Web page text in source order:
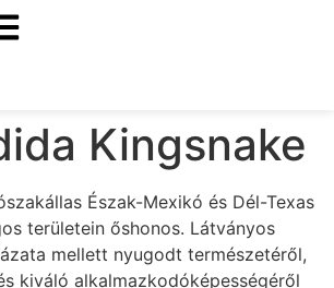
Kingsnake
Észak-Mexikó és Dél-Texas
területein őshonos. Látványos
mellett nyugodt természetéről,
kiváló alkalmazkodóképességéről